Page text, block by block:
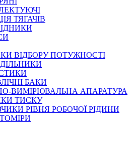
ТЯГАЧІВ
ВІДБОРУ ПОТУЖНОСТІ
БАКИ
ВИМІРЮВАЛЬНА АПАРАТУРА
ТИСКУ
РІВНЯ РОБОЧОЇ РІДИНИ